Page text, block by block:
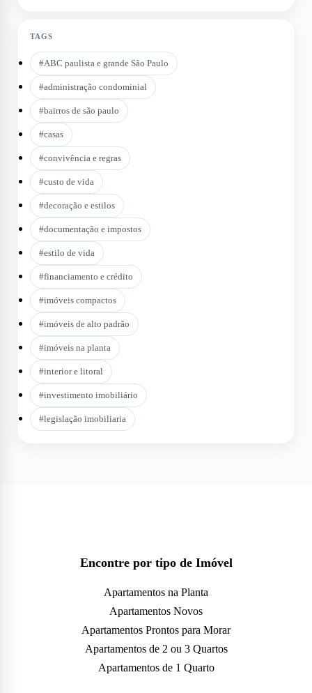
TAGS
#ABC paulista e grande São Paulo
#administração condominial
#bairros de são paulo
#casas
#convivência e regras
#custo de vida
#decoração e estilos
#documentação e impostos
#estilo de vida
#financiamento e crédito
#imóveis compactos
#imóveis de alto padrão
#imóveis na planta
#interior e litoral
#investimento imobiliário
#legislação imobiliaria
Encontre por tipo de Imóvel
Apartamentos na Planta
Apartamentos Novos
Apartamentos Prontos para Morar
Apartamentos de 2 ou 3 Quartos
Apartamentos de 1 Quarto